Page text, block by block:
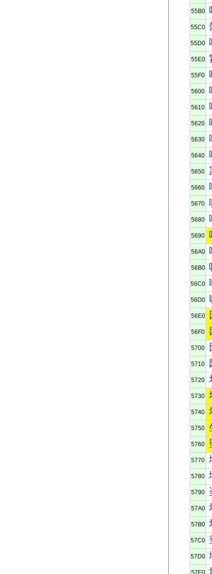
55B0
55C0
55D0
55E0
55F0
5600
5610
5620
5630
5640
5650
5660
5670
5680
5690
56A0
56B0
56C0
56D0
56E0
56F0
5700
5710
5720
5730
5740
5750
5760
5770
5780
5790
57A0
57B0
57C0
57D0
57E0